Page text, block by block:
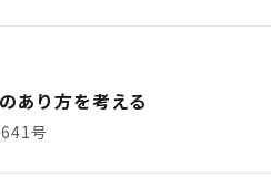
あり方を考える
号